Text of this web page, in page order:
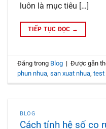
luôn là mục tiêu […]
TIẾP TỤC ĐỌC →
Đăng trong Blog | Được gắn
phun nhua,san xuat nhua,test
BLOG
Cách tính hệ số co